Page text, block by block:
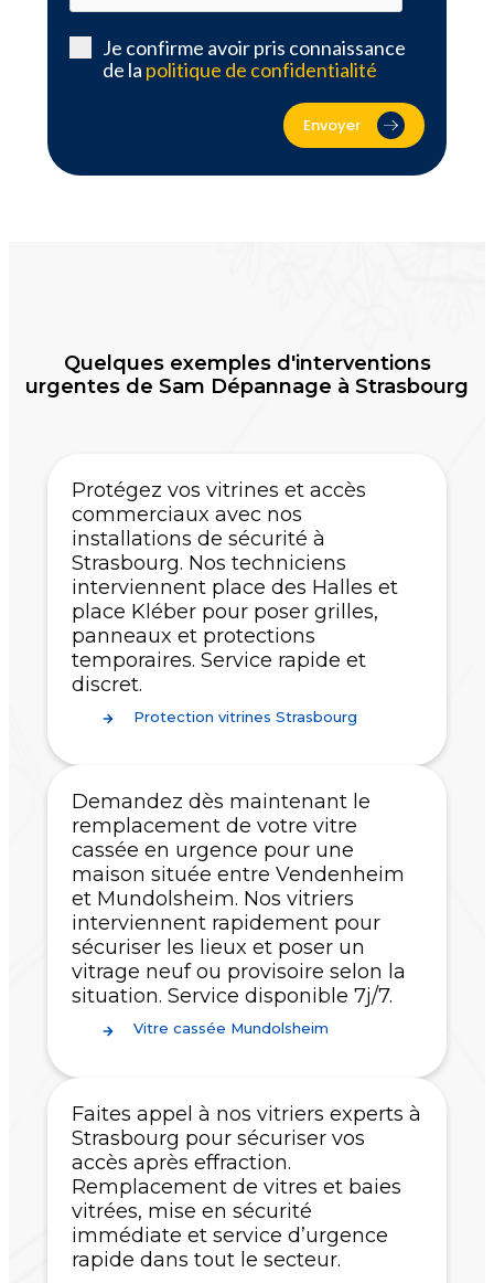
Je confirme avoir pris connaissance
de la politique de confidentialité
Envoyer
Quelques exemples d'interventions
urgentes de Sam Dépannage à Strasbourg
Protégez vos vitrines et accès
commerciaux avec nos
installations de sécurité à
Strasbourg. Nos techniciens
interviennent place des Halles et
place Kléber pour poser grilles,
panneaux et protections
temporaires. Service rapide et
discret.
Protection vitrines Strasbourg
Demandez dès maintenant le
remplacement de votre vitre
cassée en urgence pour une
maison située entre Vendenheim
et Mundolsheim. Nos vitriers
interviennent rapidement pour
sécuriser les lieux et poser un
vitrage neuf ou provisoire selon la
situation. Service disponible 7j/7.
Vitre cassée Mundolsheim
Faites appel à nos vitriers experts à
Strasbourg pour sécuriser vos
accès après effraction.
Remplacement de vitres et baies
vitrées, mise en sécurité
immédiate et service d’urgence
rapide dans tout le secteur.